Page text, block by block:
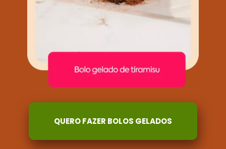
QUERO FAZER BOLOS GELADOS